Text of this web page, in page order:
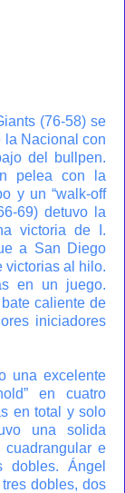
(76-58) se
la Nacional con
del bullpen.
pelea con la
y un “walk-off
69) detuvo la
victoria de I.
a San Diego
victorias al hilo.
en un juego.
caliente de
iniciadores
una excelente
en cuatro
en total y solo
una solida
e
dobles. Ángel
dobles, dos